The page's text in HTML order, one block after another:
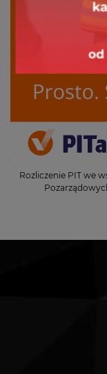
Rozliczenie PIT we